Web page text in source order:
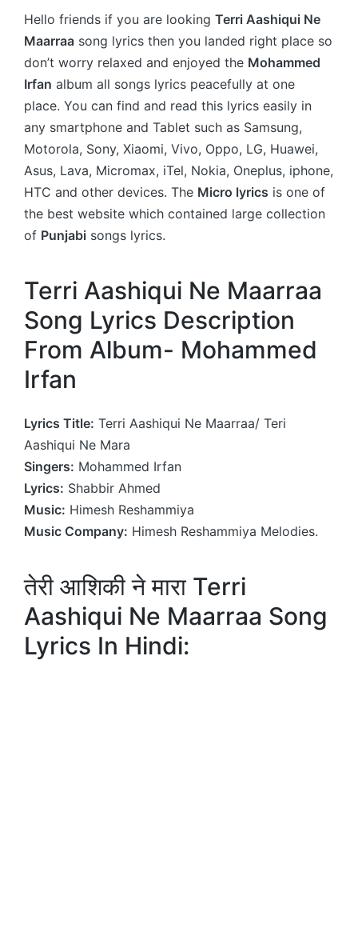
Hello friends if you are looking Terri Aashiqui Ne
Maarraa song lyrics then you landed right place so
don’t worry relaxed and enjoyed the Mohammed
Irfan album all songs lyrics peacefully at one
place. You can find and read this lyrics easily in
any smartphone and Tablet such as Samsung,
Motorola, Sony, Xiaomi, Vivo, Oppo, LG, Huawei,
Asus, Lava, Micromax, iTel, Nokia, Oneplus, iphone,
HTC and other devices. The Micro lyrics is one of
the best website which contained large collection
of Punjabi songs lyrics.
Terri Aashiqui Ne Maarraa
Song Lyrics Description
From Album- Mohammed
Irfan
Lyrics Title: Terri Aashiqui Ne Maarraa/ Teri
Aashiqui Ne Mara
Singers: Mohammed Irfan
Lyrics: Shabbir Ahmed
Music: Himesh Reshammiya
Music Company: Himesh Reshammiya Melodies.
तेरी आशिकी ने मारा Terri
Aashiqui Ne Maarraa Song
Lyrics In Hindi: